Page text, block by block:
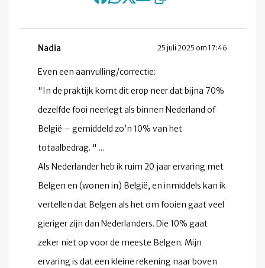
Nadia 25 juli 2025 om 17:46
Even een aanvulling/correctie:
"In de praktijk komt dit erop neer dat bijna 70%
dezelfde fooi neerlegt als binnen Nederland of
België – gemiddeld zo’n 10% van het
totaalbedrag. " ...
Als Nederlander heb ik ruim 20 jaar ervaring met
Belgen en (wonen in) België, en inmiddels kan ik
vertellen dat Belgen als het om fooien gaat veel
gieriger zijn dan Nederlanders. Die 10% gaat
zeker niet op voor de meeste Belgen. Mijn
ervaring is dat een kleine rekening naar boven